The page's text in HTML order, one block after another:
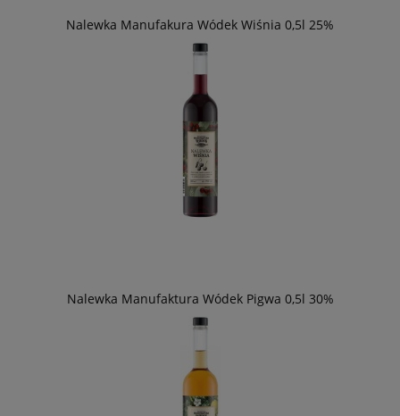
Nalewka Manufakura Wódek Wiśnia 0,5l 25%
Nalewka Manufaktura Wódek Pigwa 0,5l 30%